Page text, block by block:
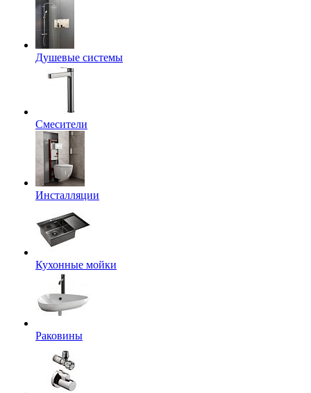
Душевые системы
Смесители
Инсталляции
Кухонные мойки
Раковины